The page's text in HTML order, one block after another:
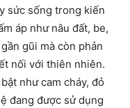
sức sống trong kiến
áp như nâu đất, be,
gũi mà còn phản
nối với thiên nhiên.
như cam cháy, đỏ
đang được sử dụng